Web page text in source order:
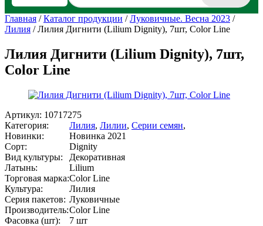
Главная /Каталог продукции /Луковичные. Весна 2023 /
Лилия /Лилия Дигнити (Lilium Dignity), 7шт, Color Line
Лилия Дигнити (Lilium Dignity), 7шт,
Color Line
Артикул: 10717275
Категория:
Лилия, Лилии, Серии семян,
Новинки:
Новинка 2021
Сорт:
Dignity
Вид культуры:
Декоративная
Латынь:
Lilium
Торговая марка:Color Line
Культура:
Лилия
Серия пакетов: Луковичные
Производитель:Color Line
Фасовка (шт):
7 шт